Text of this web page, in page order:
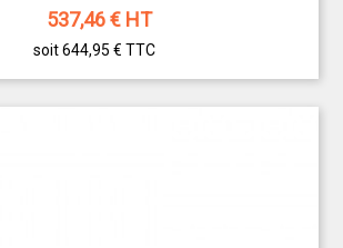
537,46€ HT
soit 644,95 € TTC